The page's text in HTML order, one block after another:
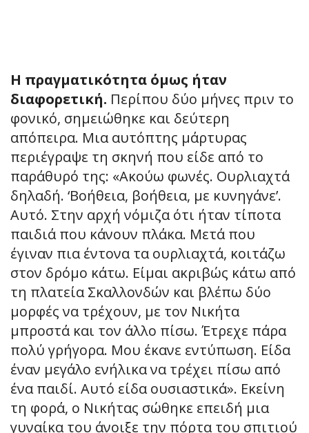
Η πραγματικότητα όμως ήταν
διαφορετική. Περίπου δύο μήνες πριν το
φονικό, σημειώθηκε και δεύτερη
απόπειρα. Μια αυτόπτης μάρτυρας
περιέγραψε τη σκηνή που είδε από το
παράθυρό της: «Ακούω φωνές. Ουρλιαχτά
δηλαδή. ‘Βοήθεια, βοήθεια, με κυνηγάνε’.
Αυτό. Στην αρχή νόμιζα ότι ήταν τίποτα
παιδιά που κάνουν πλάκα. Μετά που
έγιναν πια έντονα τα ουρλιαχτά, κοιτάζω
στον δρόμο κάτω. Είμαι ακριβώς κάτω από
τη πλατεία Σκαλλονδών και βλέπω δύο
μορφές να τρέχουν, με τον Νικήτα
μπροστά και τον άλλο πίσω. Έτρεχε πάρα
πολύ γρήγορα. Μου έκανε εντύπωση. Είδα
έναν μεγάλο ενήλικα να τρέχει πίσω από
ένα παιδί. Αυτό είδα ουσιαστικά». Εκείνη
τη φορά, ο Νικήτας σώθηκε επειδή μια
γυναίκα του άνοιξε την πόρτα του σπιτιού